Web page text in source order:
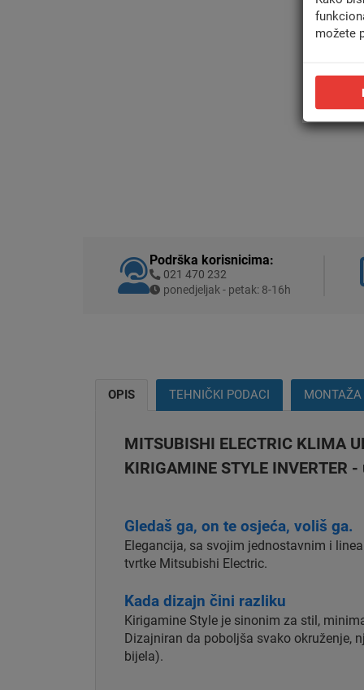
Podrška korisnicima:
021 470 232
ponedjeljak - petak: 8-16h
OPIS TEHNIČKI PODACI MONTAŽA
MITSUBISHI ELECTRIC KLIMA
KIRIGAMINE STYLE
Gledaš ga, on te osjeća, voliš ga.
Elegancija, sa svojim jednostavnim i
tvrtke Mitsubishi Electric.
Kada dizajn čini razliku
Kirigamine Style je sinonim za stil,
Dizajniran da poboljša svako okruženje,
bijela).
možete